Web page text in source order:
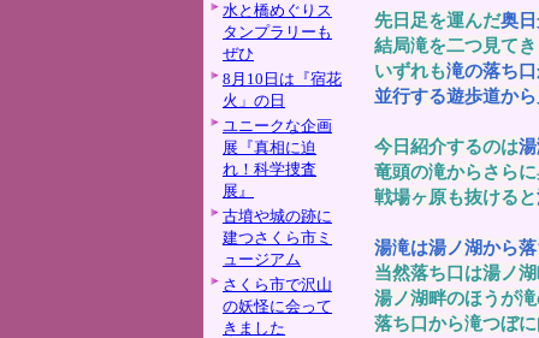
水と橋めぐりス
タンプラリーも
ぜひ
8月10日は『宿花
火」の日
ユニークな企画
展『真相に迫
れ！科学捜査
展』
古墳や城の跡に
建つさくら市ミ
ュージアム
さくら市で沢山
の妖怪に会って
きました
先日足を運んだ奥
結局滝を二つ見て
いずれも滝の落ち
並行する遊歩道か
今日紹介するのは
竜頭の滝からさら
戦場ヶ原も抜けると
湯滝は湯ノ湖から
当然落ち口は湯ノ
湯ノ湖畔のほうが
落ち口から滝つぼ